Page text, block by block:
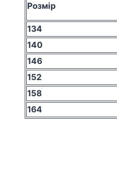
Розмір
134
140
146
152
158
164